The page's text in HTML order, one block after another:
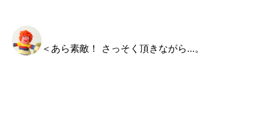
＜あら素敵！ さっそく頂きながら…。